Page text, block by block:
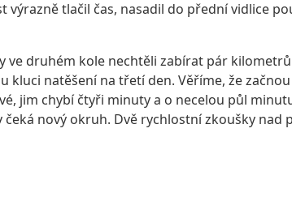
tlačil čas, nasadil do přední vidlice
ve druhém kole nechtěli zabírat pár
kluci natěšení na třetí den. Věříme, že
jim chybí čtyři minuty a o necelou půl
nový okruh. Dvě rychlostní zkoušky nad